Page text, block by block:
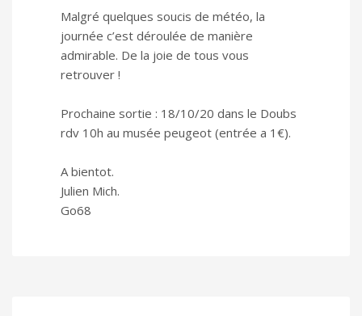
Malgré quelques soucis de météo, la
journée c’est déroulée de manière
admirable. De la joie de tous vous
retrouver !
Prochaine sortie : 18/10/20 dans le Doubs
rdv 10h au musée peugeot (entrée a 1€).
A bientot.
Julien Mich.
Go68